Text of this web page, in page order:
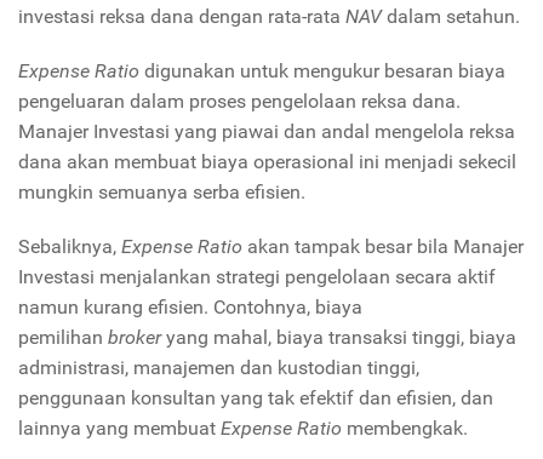
investasi reksa dana dengan rata-rata NAV dalam setahun.
Expense Ratio digunakan untuk mengukur besaran biaya
pengeluaran dalam proses pengelolaan reksa dana.
Manajer Investasi yang piawai dan andal mengelola reksa
dana akan membuat biaya operasional ini menjadi sekecil
mungkin semuanya serba efisien.
Sebaliknya, Expense Ratio akan tampak besar bila Manajer
Investasi menjalankan strategi pengelolaan secara aktif
namun kurang efisien. Contohnya, biaya
pemilihan broker yang mahal, biaya transaksi tinggi, biaya
administrasi, manajemen dan kustodian tinggi,
penggunaan konsultan yang tak efektif dan efisien, dan
lainnya yang membuat Expense Ratio membengkak.